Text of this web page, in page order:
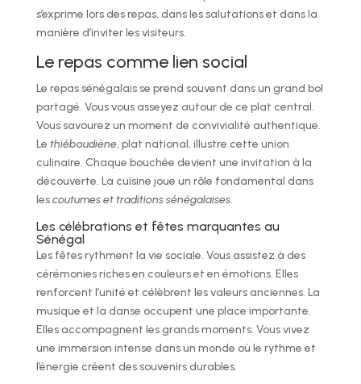
s’exprime lors des repas, dans les salutations et dans la
manière d’inviter les visiteurs.
Le repas comme lien social
Le repas sénégalais se prend souvent dans un grand bol
partagé. Vous vous asseyez autour de ce plat central.
Vous savourez un moment de convivialité authentique.
Le thiéboudiène, plat national, illustre cette union
culinaire. Chaque bouchée devient une invitation à la
découverte. La cuisine joue un rôle fondamental dans
lescoutumes et traditions sénégalaises.
Les célébrations et fêtes marquantes au
Sénégal
Les fêtes rythment la vie sociale. Vous assistez à des
cérémonies riches en couleurs et en émotions. Elles
renforcent l’unité et célèbrent les valeurs anciennes. La
musique et la danse occupent une place importante.
Elles accompagnent les grands moments. Vous vivez
une immersion intense dans un monde où le rythme et
l’énergie créent des souvenirs durables.